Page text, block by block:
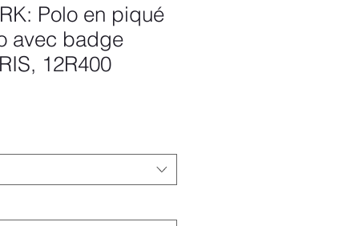
Polo en piqué
avec badge
12R400